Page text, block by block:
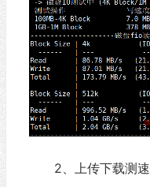
2、上传下载测速